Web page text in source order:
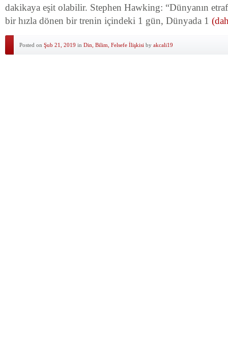
dakikaya eşit olabilir. Stephen Hawking: “Dünyanın
bir hızla dönen bir trenin içindeki 1 gün, Dünyada 1
Posted on Şub 21, 2019 in Din, Bilim, Felsefe İlişkisi by akcali19